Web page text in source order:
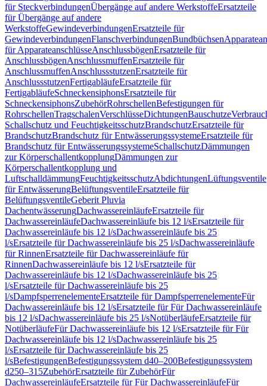
für SteckverbindungenÜbergänge auf andere WerkstoffeErsatzteile
für Übergänge auf andere
WerkstoffeGewindeverbindungenErsatzteile für
GewindeverbindungenFlanschverbindungenBundbüchsen
für ApparateanschlüsseAnschlussbögenErsatzteile für
AnschlussbögenAnschlussmuffenErsatzteile für
AnschlussmuffenAnschlussstutzenErsatzteile für
AnschlussstutzenFertigabläufeErsatzteile für
FertigabläufeSchneckensiphonsErsatzteile für
SchneckensiphonsZubehörRohrschellenBefestigungen für
RohrschellenTragschalenVerschlüsseDichtungenBauschutze
Schallschutz und FeuchtigkeitsschutzBrandschutzErsatzteile für
BrandschutzBrandschutz für EntwässerungssystemeErsatzteile für
Brandschutz für EntwässerungssystemeSchallschutzDämmungen
zur KörperschallentkopplungDämmungen zur
Körperschallentkopplung und
LuftschalldämmungFeuchtigkeitsschutzAbdichtungenLüftungsventile
für EntwässerungBelüftungsventileErsatzteile für
BelüftungsventileGeberit Pluvia
DachentwässerungDachwassereinläufeErsatzteile für
DachwassereinläufeDachwassereinläufe bis 12 l/sErsatzteile für
Dachwassereinläufe bis 12 l/sDachwassereinläufe bis 25
l/sErsatzteile für Dachwassereinläufe bis 25 l/sDachwassereinläufe
für RinnenErsatzteile für Dachwassereinläufe für
RinnenDachwassereinläufe bis 12 l/sErsatzteile für
Dachwassereinläufe bis 12 l/sDachwassereinläufe bis 25
l/sErsatzteile für Dachwassereinläufe bis 25
l/sDampfsperrenelementeErsatzteile für DampfsperrenelementeFür
Dachwassereinläufe bis 12 l/sErsatzteile für Für Dachwassereinläufe
bis 12 l/sDachwassereinläufe bis 25 l/sNotüberläufeErsatzteile für
NotüberläufeFür Dachwassereinläufe bis 12 l/sErsatzteile für Für
Dachwassereinläufe bis 12 l/sDachwassereinläufe bis 25
l/sErsatzteile für Dachwassereinläufe bis 25
l/sBefestigungenBefestigungssystem d40–200Befestigungssystem
d250–315ZubehörErsatzteile für ZubehörFür
DachwassereinläufeErsatzteile für Für DachwassereinläufeFür